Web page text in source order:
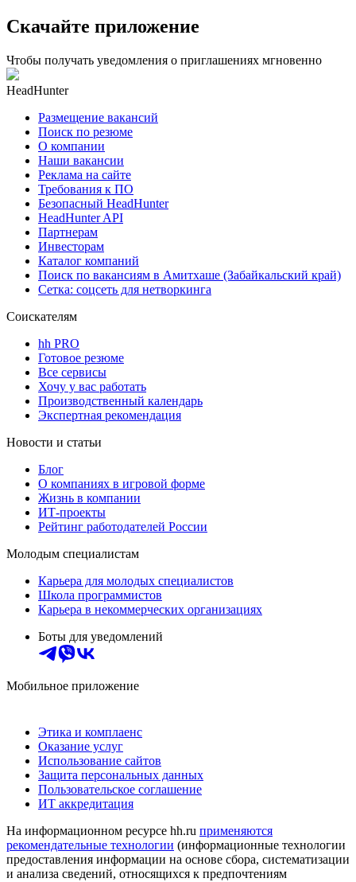
Скачайте приложение
Чтобы получать уведомления о приглашениях мгновенно
HeadHunter
Размещение вакансий
Поиск по резюме
О компании
Наши вакансии
Реклама на сайте
Требования к ПО
Безопасный HeadHunter
HeadHunter API
Партнерам
Инвесторам
Каталог компаний
Поиск по вакансиям в Амитхаше (Забайкальский край)
Сетка: соцсеть для нетворкинга
Соискателям
hh PRO
Готовое резюме
Все сервисы
Хочу у вас работать
Производственный календарь
Экспертная рекомендация
Новости и статьи
Блог
О компаниях в игровой форме
Жизнь в компании
ИТ-проекты
Рейтинг работодателей России
Молодым специалистам
Карьера для молодых специалистов
Школа программистов
Карьера в некоммерческих организациях
Боты для уведомлений
Мобильное приложение
Этика и комплаенс
Оказание услуг
Использование сайтов
Защита персональных данных
Пользовательское соглашение
ИТ аккредитация
На информационном ресурсе hh.ru применяются
рекомендательные технологии (информационные технологии
предоставления информации на основе сбора, систематизации
и анализа сведений, относящихся к предпочтениям